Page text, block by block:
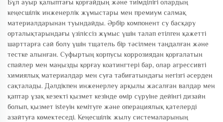
Бұл ауыр қалыптағы қорғайдың және тиімділігі олардың
кеңесшілік инженерлік жұмыстары мен премиум салмақ
материалдарынан туындайды. Әрбір компонент су басқару
орталықтарындағы үзіліссіз жұмыс үшін талап етілген қажетті
шарттарға сай болу үшін тщатель бір тәсілмен таңдалған және
тестке алынған. Суфыртың корпусы коррозиядан қорғалатын
спайлер мен маңызды қорғау коатингтері бар, олар агрессивті
химиялық материалдар мен суға табиғатындағы негізгі әсерден
сақталады. Дәлдікпен инженерлеу арқылы жасалған валдар мен
қаптар ұзақ кезекті қызмет кезінде өмір сүруіне дейінгі дизайн
болып, қызмет іsteуін кемітуге және операциялық қателерді
азайтуға көмектеседі. Кеңесшілік жылу системаларының